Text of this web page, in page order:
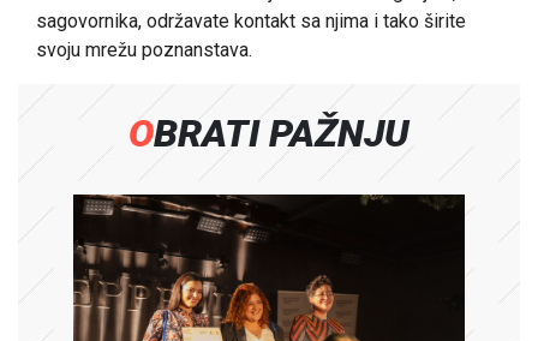
sagovornika, održavate kontakt sa njima i tako širite
svoju mrežu poznanstava.
OBRATI PAŽNJU